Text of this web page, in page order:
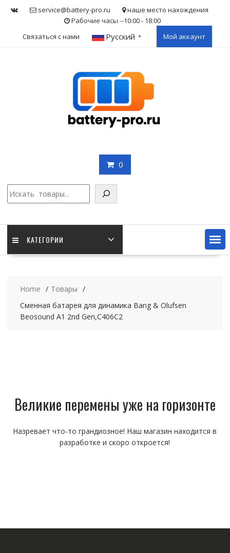
service@battery-pro.ru
наше место нахождения
Рабочие часы --10:00 - 18:00
Связаться с нами
Русский ▼ Мой аккаунт
0
КАТЕГОРИИ
Home
Товары
Сменная батарея для динамика Bang & Olufsen
Beosound A1 2nd Gen,C406C2
Великие перемены уже на горизонте
Назревает что-то грандиозное! Наш магазин находится в
разработке и скоро откроется!